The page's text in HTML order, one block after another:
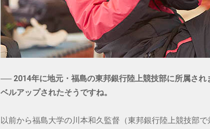
── 2014年に地元・福島の東邦銀行陸上競技部に所属され
ベルアップされたそうですね。
以前から福島大学の川本和久監督（東邦銀行陸上競技部